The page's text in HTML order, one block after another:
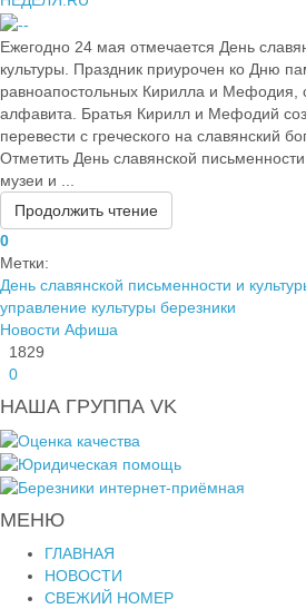
Ежегодно 24 мая отмечается День
культуры. Праздник приурочен ко Дню
равноапостольных Кирилла и Мефодия,
алфавита. Братья Кирилл и Мефодий
перевести с греческого на славянский
Отметить День славянской
музеи и ...
Продолжить чтение
0
Метки:
День славянской письменности и
управление культуры березники
Новости Афиша
1829
0
НАША ГРУППА VK
МЕНЮ
ГЛАВНАЯ
НОВОСТИ
СВЕЖИЙ НОМЕР